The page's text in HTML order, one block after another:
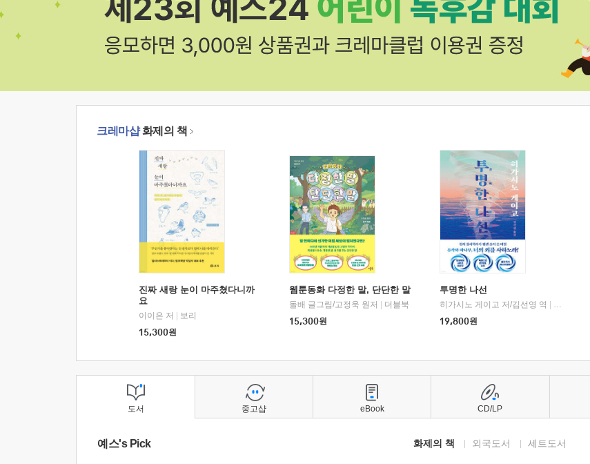
크레마샵화제의 책
진짜 새랑 눈이 마주쳤다니까
요
이이은 저
보리
15,300원
웹툰동화 다정한 말, 단단한 말
돌배 글그림/고정욱 원저
더블북
15,300원
투명한 나선
히가시노 게이고 저/김선영 역
북다
19,800원
도서
예스's Pick 화제의 책 외국도서 세트도서
중고샵 eBook CD/LP